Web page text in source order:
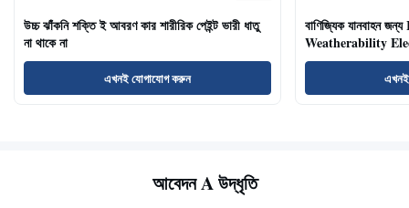
উচ্চ ঝাঁকনি শক্তি ই আবরণ কার শারীরিক পেইন্ট ভারী ধাতু
না থাকে না
এখনই যোগাযোগ করুন
বাণিজ্যিক যানবাহন
Weatherability
আবেদন A উদ্ধৃতি